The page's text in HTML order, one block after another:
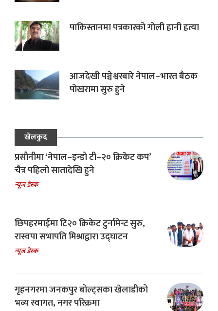
पाकिस्तानमा पत्रकारको गोली हानी हत्या
आजदेखी पञ्चेश्वरबारे नेपाल–भारत बैठक
पोखरामा सुरु हुने
खेलकुद
प्रसौनीमा ‘नेपाल–इन्डो टी–२० क्रिकेट कप’
चैत्र पहिलो सातादेखि हुने
न्यूज डेस्क
छिपहरमाईमा टि२० क्रिकेट टुर्नामेन्ट सुरु,
रास्वपा सभापति मिश्राद्वारा उद्घाटन
न्यूज डेस्क
गृहनगरमा जनकपुर बोल्ट्सका खेलाडीको
भव्य स्वागत, नगर परिक्रमा